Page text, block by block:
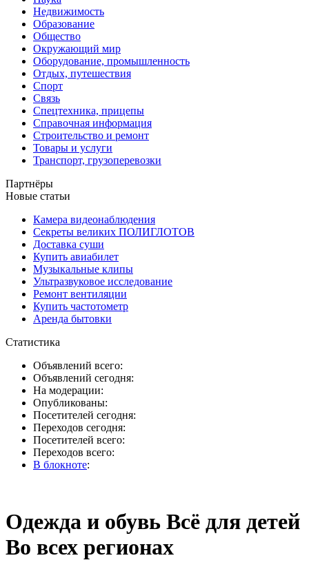
Недвижимость
Образование
Общество
Окружающий мир
Оборудование, промышленность
Отдых, путешествия
Спорт
Связь
Спецтехника, прицепы
Справочная информация
Строительство и ремонт
Товары и услуги
Транспорт, грузоперевозки
Партнёры
Новые статьи
Камера видеонаблюдения
Секреты великих ПОЛИГЛОТОВ
Доставка суши
Купить авиабилет
Музыкальные клипы
Ультразвуковое исследование
Ремонт вентиляции
Купить частотометр
Аренда бытовки
Статистика
Объявлений всего:
Объявлений сегодня:
На модерации:
Опубликованы:
Посетителей сегодня:
Переходов сегодня:
Посетителей всего:
Переходов всего:
В блокноте:
Одежда и обувь Всё для детей
Во всех регионах